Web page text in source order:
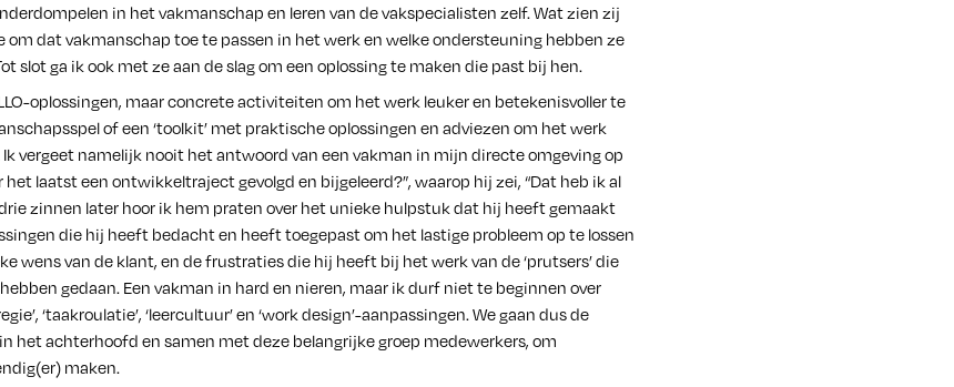
in het vakmanschap en leren van de vakspecialisten zelf. Wat zien zij
om dat vakmanschap toe te passen in het werk en welke ondersteuning hebben ze
slot ga ik ook met ze aan de slag om een oplossing te maken die past bij hen.
oplossingen, maar concrete activiteiten om het werk leuker en betekenisvoller te
of een ‘toolkit’ met praktische oplossingen en adviezen om het werk
vergeet namelijk nooit het antwoord van een vakman in mijn directe omgeving op
het laatst een ontwikkeltraject gevolgd en bijgeleerd?”, waarop hij zei, “Dat heb ik al
zinnen later hoor ik hem praten over het unieke hulpstuk dat hij heeft gemaakt
die hij heeft bedacht en heeft toegepast om het lastige probleem op te lossen
wens van de klant, en de frustraties die hij heeft bij het werk van de ‘prutsers’ die
gedaan. Een vakman in hard en nieren, maar ik durf niet te beginnen over
‘taakroulatie’, ‘leercultuur’ en ‘work design’-aanpassingen. We gaan dus de
het achterhoofd en samen met deze belangrijke groep medewerkers, om
maken.